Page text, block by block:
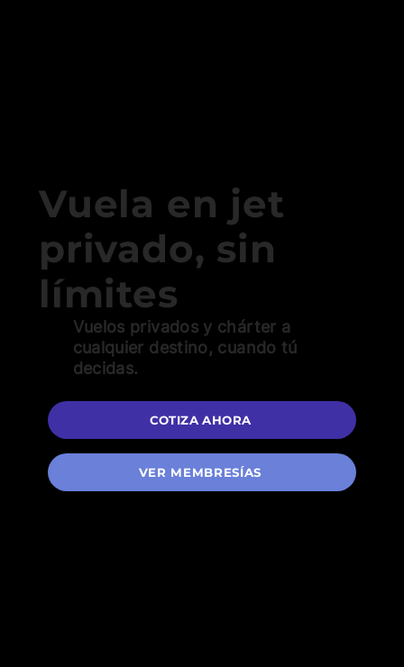
Vuela en jet
privado, sin
límites
Vuelos privados y chárter a
cualquier destino, cuando tú
decidas.
COTIZA AHORA
VER MEMBRESÍAS